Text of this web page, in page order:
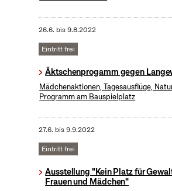
26.6. bis9.8.2022
Eintritt frei
Äktschenprogamm gegen
Mädchenaktionen, Tagesausflüge,
Programm am Bauspielplatz
27.6. bis9.9.2022
Eintritt frei
Ausstellung "Kein Platz für
Frauen und Mädchen"